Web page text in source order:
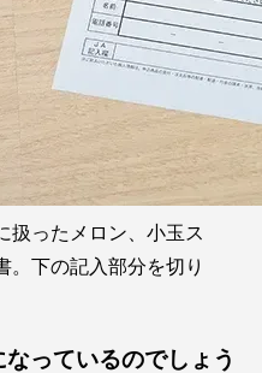
扱ったメロン、小玉ス
。下の記入部分を切り
っているのでしょう